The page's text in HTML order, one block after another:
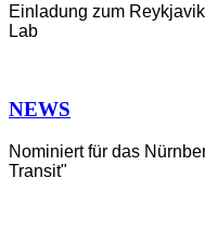
Einladung zum
Lab
NEWS
Nominiert für das
Transit"